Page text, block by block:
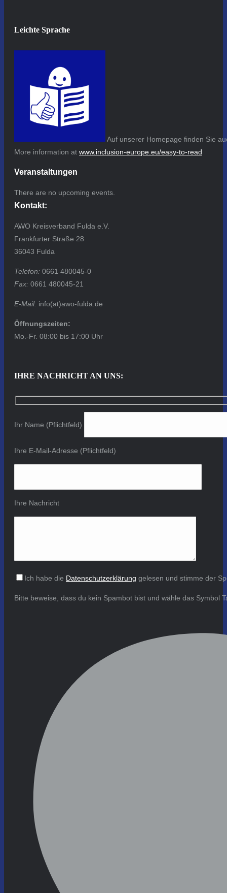
Leichte Sprache
Auf unserer Homepage finden Sie
More information at www.inclusion-europe.eu/easy-to-read
Veranstaltungen
There are no upcoming events.
Kontakt:
AWO Kreisverband Fulda e.V.
Frankfurter Straße 28
36043 Fulda
Telefon: 0661 480045-0
Fax: 0661 480045-21
E-Mail: info(at)awo-fulda.de
Öffnungszeiten:
Mo.-Fr. 08:00 bis 17:00 Uhr
IHRE NACHRICHT AN UNS:
Ihr Name (Pflichtfeld)
Ihre E-Mail-Adresse (Pflichtfeld)
Ihre Nachricht
Ich habe die Datenschutzerklärung gelesen und stimme der
Bitte beweise, dass du kein Spambot bist und wähle das Symbol